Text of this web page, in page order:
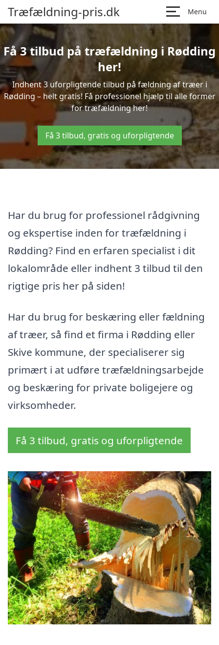
Træfældning-pris.dk Menu
Få 3 tilbud på træfældning i Rødding
her!
Indhent 3 uforpligtende tilbud på fældning af træer i
Rødding – helt gratis! Få professionel hjælp til alle former
for træfældning her!
Få 3 tilbud, gratis og uforpligtende
Har du brug for professionel rådgivning
og ekspertise inden for træfældning i
Rødding? Find en erfaren specialist i dit
lokalområde eller indhent 3 tilbud til den
rigtige pris her på siden!
Har du brug for beskæring eller fældning
af træer, så find et firma i Rødding eller
Skive kommune, der specialiserer sig
primært i at udføre træfældningsarbejde
og beskæring for private boligejere og
virksomheder.
Få 3 tilbud, gratis og uforpligtende